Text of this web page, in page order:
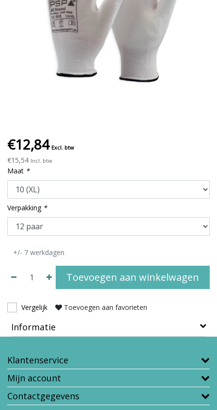
€12,84 Excl. btw
€15,54 Incl. btw
Maat *
Verpakking *
+/- 7 werkdagen
Toevoegen aan winkelwagen
Vergelijk Toevoegen aan favorieten
Informatie
Klantenservice
Mijn account
Contactgegevens